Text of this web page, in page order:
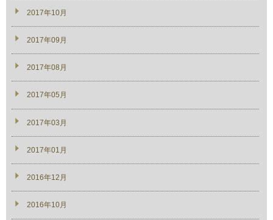
2017年10月
2017年09月
2017年08月
2017年05月
2017年03月
2017年01月
2016年12月
2016年10月